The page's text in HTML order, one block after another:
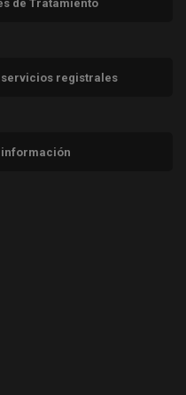
de Tratamiento
registrales
información